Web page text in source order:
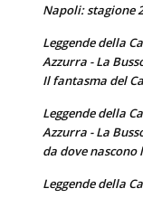
Napoli: stagione
Leggende della
Azzurra - La
Il fantasma del
Leggende della
Azzurra - La
da dove nascono
Leggende della